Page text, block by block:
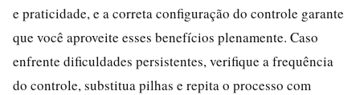
e praticidade, e a correta configuração do controle garante
que você aproveite esses benefícios plenamente. Caso
enfrente dificuldades persistentes, verifique a frequência
do controle, substitua pilhas e repita o processo com